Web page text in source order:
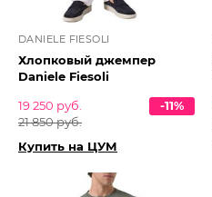
DANIELE FIESOLI
Хлопковый джемпер
Daniele Fiesoli
19 250 руб.
21 850 руб.
-11%
Купить на ЦУМ